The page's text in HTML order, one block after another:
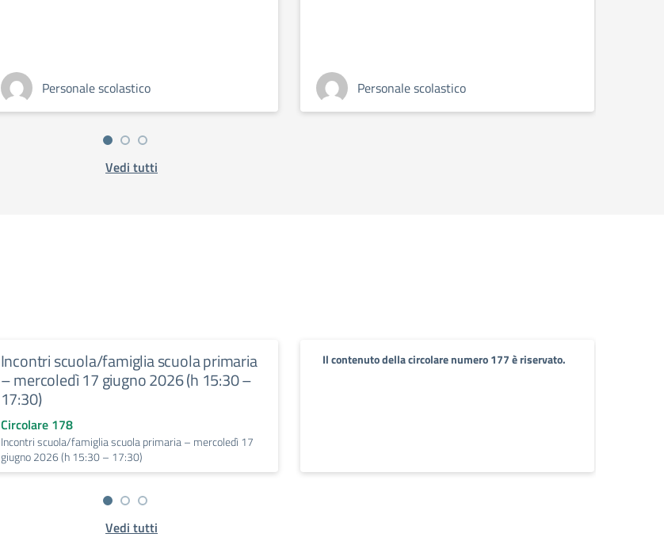
Personale scolastico Personale scolastico
Vedi tutti
Incontri scuola/famiglia scuola primaria
– mercoledì 17 giugno 2026 (h 15:30 –
17:30)
Circolare 178
Incontri scuola/famiglia scuola primaria – mercoledì 17
giugno 2026 (h 15:30 – 17:30)
Il contenuto della circolare numero 177 è riservato.
Vedi tutti